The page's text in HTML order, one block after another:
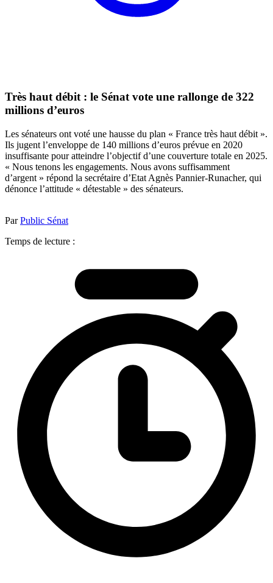
Très haut débit : le Sénat vote une rallonge de 322
millions d’euros
Les sénateurs ont voté une hausse du plan « France très haut débit ».
Ils jugent l’enveloppe de 140 millions d’euros prévue en 2020
insuffisante pour atteindre l’objectif d’une couverture totale en 2025.
« Nous tenons les engagements. Nous avons suffisamment
d’argent » répond la secrétaire d’Etat Agnès Pannier-Runacher, qui
dénonce l’attitude « détestable » des sénateurs.
ParPublic Sénat
Temps de lecture :